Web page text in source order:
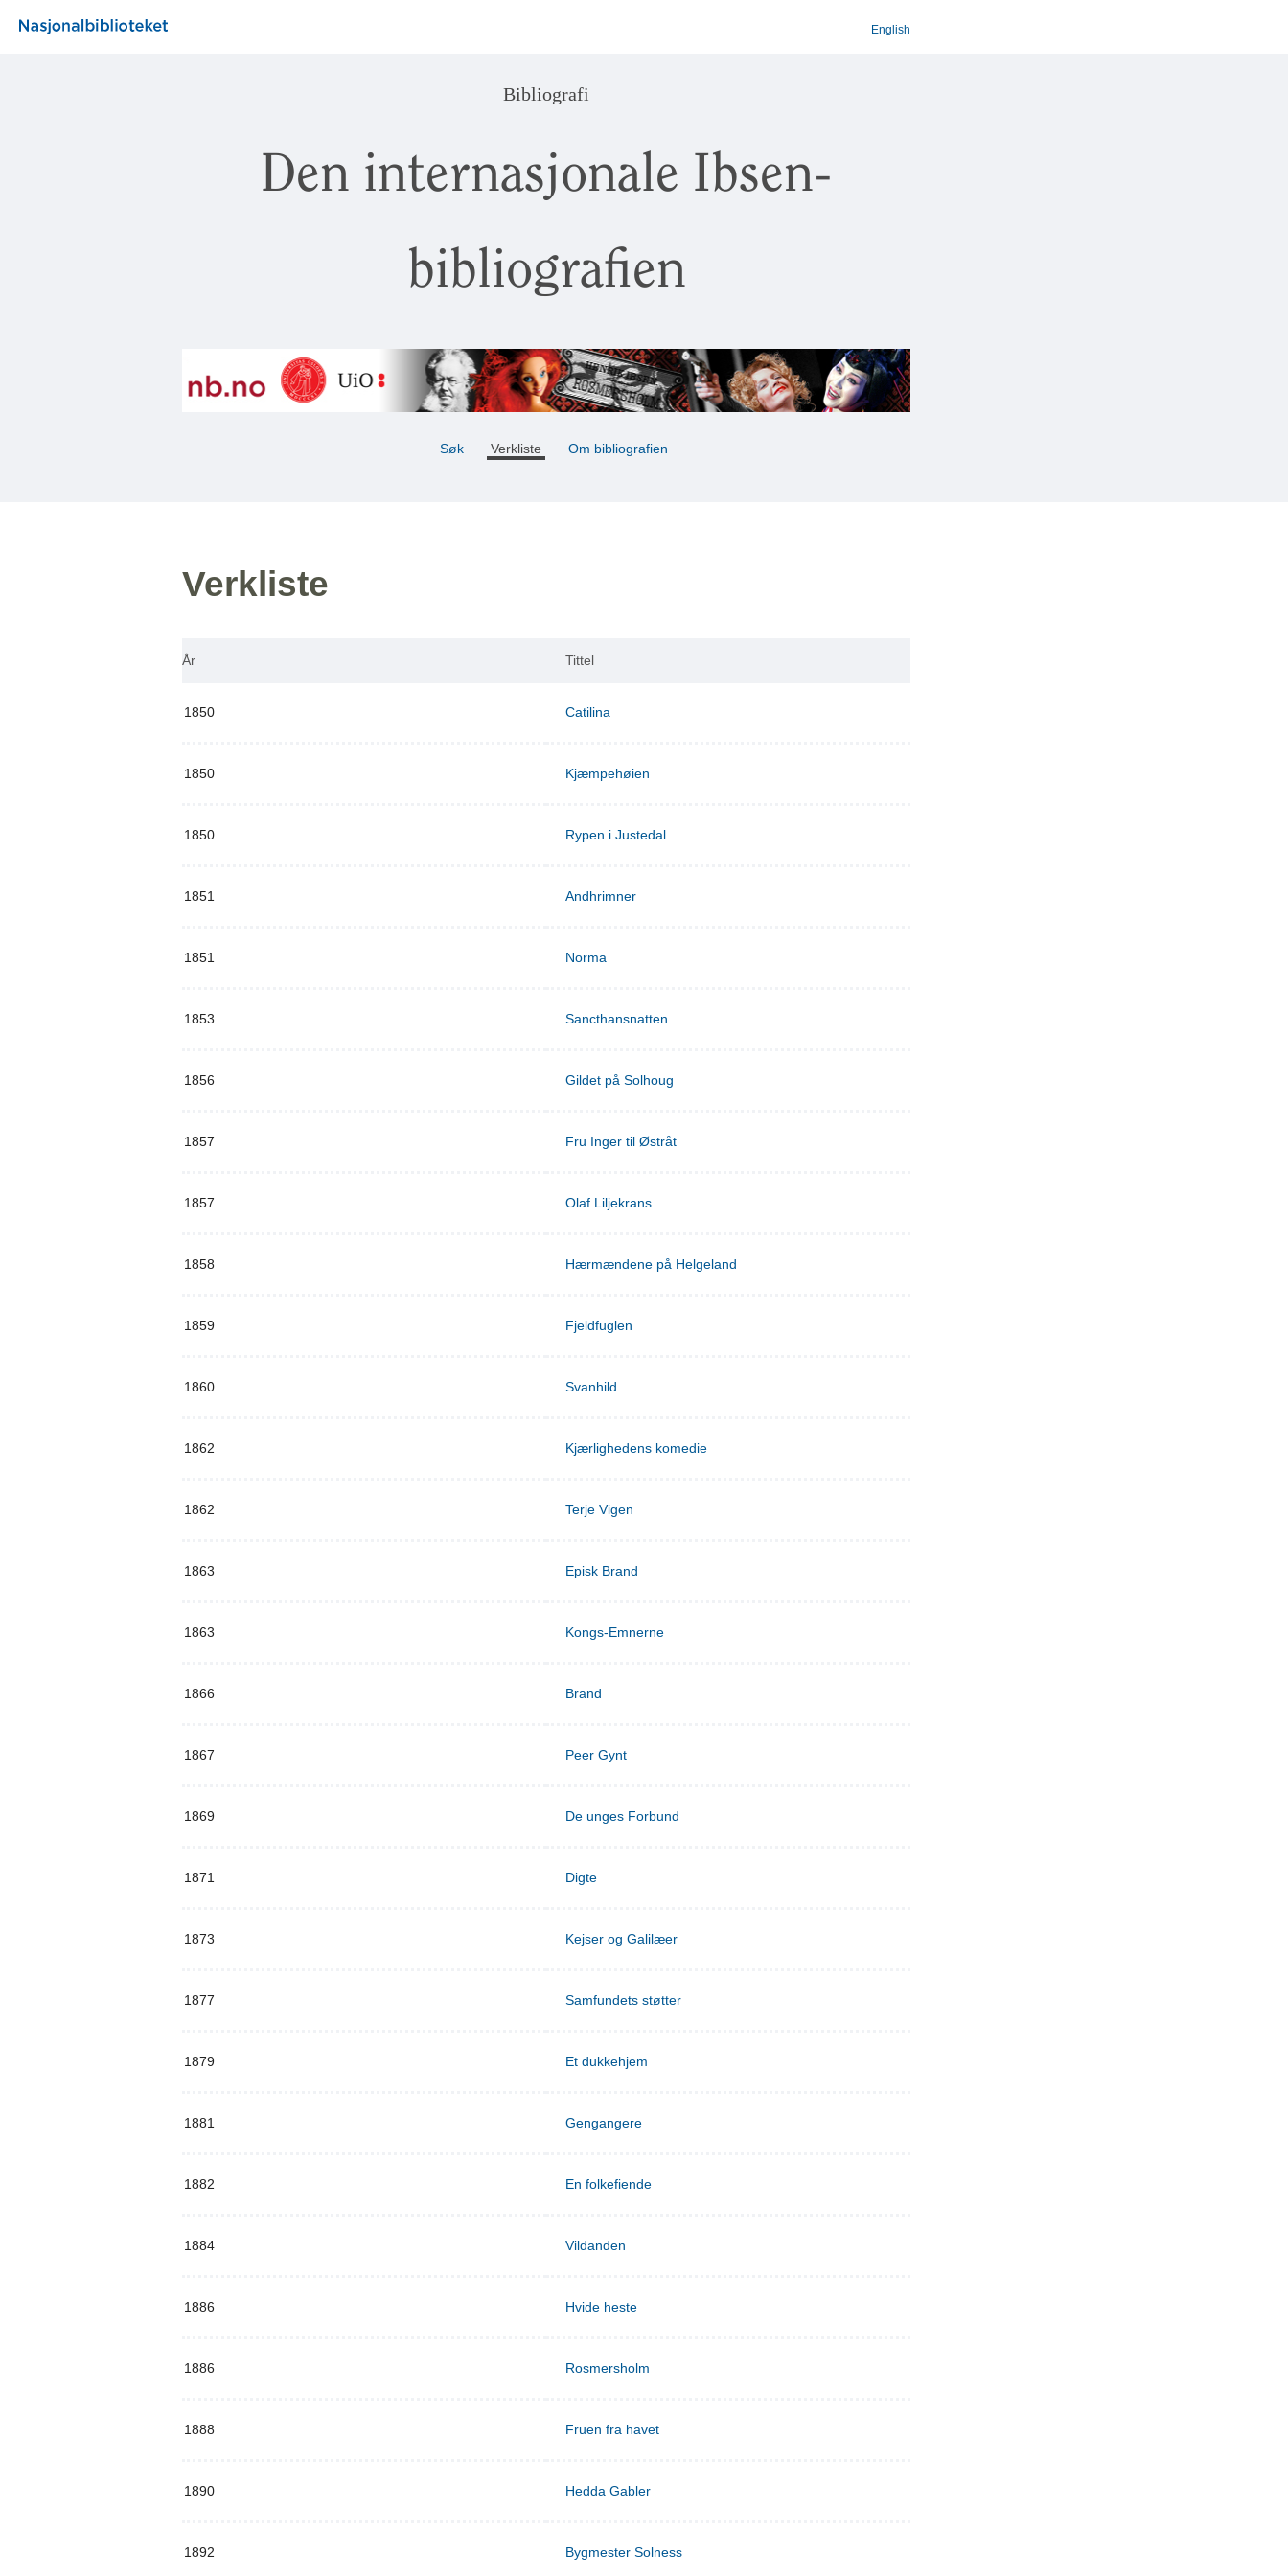
English
Bibliografi
Den internasjonale Ibsen-
bibliografien
Søk Verkliste Om bibliografien
Verkliste
År Tittel
1850 Catilina
1850 Kjæmpehøien
1850 Rypen i Justedal
1851 Andhrimner
1851 Norma
1853 Sancthansnatten
1856 Gildet på Solhoug
1857 Fru Inger til Østråt
1857 Olaf Liljekrans
1858 Hærmændene på Helgeland
1859 Fjeldfuglen
1860 Svanhild
1862 Kjærlighedens komedie
1862 Terje Vigen
1863 Episk Brand
1863 Kongs-Emnerne
1866 Brand
1867 Peer Gynt
1869 De unges Forbund
1871 Digte
1873 Kejser og Galilæer
1877 Samfundets støtter
1879 Et dukkehjem
1881 Gengangere
1882 En folkefiende
1884 Vildanden
1886 Hvide heste
1886 Rosmersholm
1888 Fruen fra havet
1890 Hedda Gabler
1892 Bygmester Solness